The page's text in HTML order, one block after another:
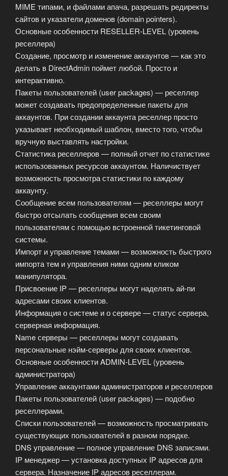
MIME типами, и файлами апача, разрешать редиректы
сайтов и указатели доменов (domain pointers).
Основные особенности RESELLER-LEVEL (уровень
реселлера)
Создание, просмотр и изменение аккаунтов — как это
делать в DirectAdmin поймет любой. Просто и
интерактивно.
Пакеты пользователей (user packages) — реселлер
может создавать предопределенные пакеты для
аккаунтов. При создании аккаунта реселлер просто
указывает необходимый шаблон, вместо того, чтобы
вручную выставлять настройки.
Статистика реселлеров — полный отчет по статистике
использованных ресурсов аккаунтом. Наличиствует
возможность просмотра статистики по каждому
аккаунту.
Сообщение всем пользователям — реселлеры могут
быстро отсылать сообщения всем своим
пользователям с помощью встроенной тикетинговой
системы.
Импорт и управление темами — возможность быстрого
импорта тем и управления ними одним кликом
манипулятора.
Присвоение IP — реселлеры могут наделять ай-пи
адресами своих клиентов.
Информация о системе и о сервере — статус сервера,
серверная информация.
Name серверы — реселлеры могут создавать
персональные нэйм-серверы для своих клиентов.
Основные особенности ADMIN-LEVEL (уровень
администратора)
Управление аккаунтами администраторов и реселлеров
Пакеты пользователей (user packages) — подобно
реселлерами.
Списки пользователей — возможность просматривать
существующих пользователей в разном порядке.
DNS управление — полное управление DNS записями.
IP менеджер — установка доступных IP адресов для
сервера. Назначение IP адресов реселлерам.